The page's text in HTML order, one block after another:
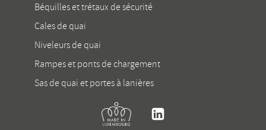
Béquilles et trétaux de sécurité
Cales de quai
Niveleurs de quai
Rampes et ponts de chargement
Sas de quai et portes à lanières
Kremer